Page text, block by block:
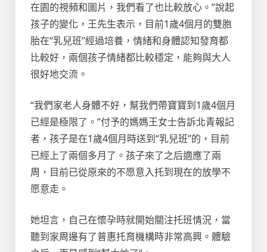
在園的視頻和圖片，我們看了也比較放心。”說起
孩子的變化，王先生表示，目前1歲4個月的雙胞
胎在“乳兒班”經過培養，情緒和身體認知發育都
比較好，兩個孩子情緒都比較穩定，能夠與大人
很好地交流。
“我們家老人身體不好，幫我們帶寶寶到1歲4個月
已經是極限了。”付予的媽媽王女士告訴北青報記
者，孩子是在1歲4個月時送到“乳兒班”的，目前
已經上了兩個多月了。孩子來了之后適應了兩
周，目前已從原來的不愿意入托到現在的放學不
愿意走。
她坦言，自己在懷孕時就開始關注托班情況，當
聽到家周邊有了普惠托育機構時非常高興。體驗